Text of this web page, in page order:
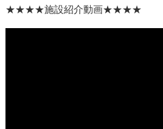
★★★★施設紹介動画★★★★